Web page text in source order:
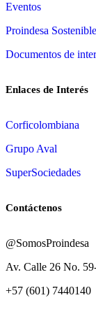
Eventos
Proindesa Sostenible
Documentos de
Enlaces de Interés
Corficolombiana
Grupo Aval
SuperSociedades
Contáctenos
@SomosProindesa
Av. Calle 26 No.
+57 (601) 7440140